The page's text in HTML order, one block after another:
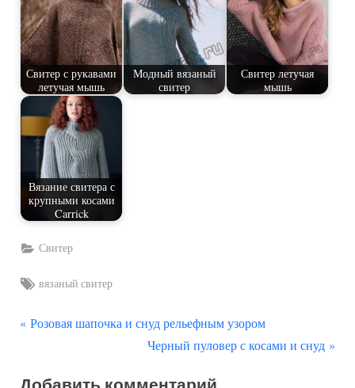
Свитер с рукавами
летучая мышь
Модный вязаный
свитер
Свитер летучая
мышь
Вязание свитера с
крупными косами
Carrick
Свитер
Tags:
вязаный свитер
Навигация
П
Розовая шапочка и снуд рельефным узором
С
Черный пуловер с косами и снуд